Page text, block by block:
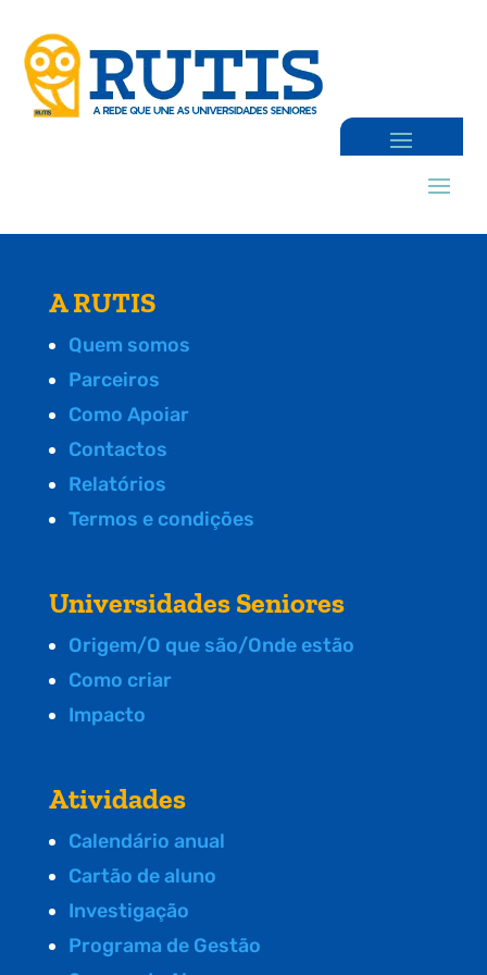
A RUTIS
Quem somos
Parceiros
Como Apoiar
Contactos
Relatórios
Termos e condições
Universidades Seniores
Origem/O que são/Onde estão
Como criar
Impacto
Atividades
Calendário anual
Cartão de aluno
Investigação
Programa de Gestão